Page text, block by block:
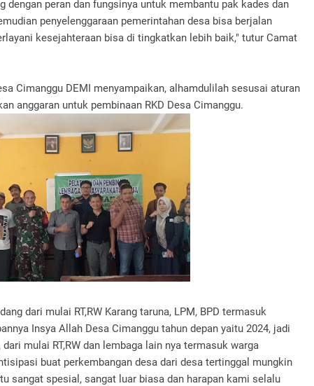
dengan peran dan fungsinya untuk membantu pak kades dan
penyelenggaraan pemerintahan desa bisa berjalan
kesejahteraan bisa di tingkatkan lebih baik," tutur Camat
Cimanggu DEMI menyampaikan, alhamdulilah sesusai aturan
anggaran untuk pembinaan RKD Desa Cimanggu.
dari mulai RT,RW Karang taruna, LPM, BPD termasuk
Insya Allah Desa Cimanggu tahun depan yaitu 2024, jadi
mulai RT,RW dan lembaga lain nya termasuk warga
buat perkembangan desa dari desa tertinggal mungkin
sangat spesial, sangat luar biasa dan harapan kami selalu